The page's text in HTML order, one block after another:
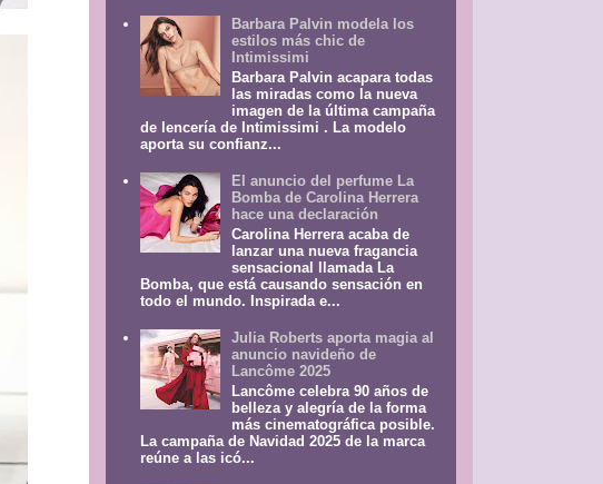
Barbara Palvin modela los
estilos más chic de
Intimissimi
Barbara Palvin acapara todas
las miradas como la nueva
imagen de la última campaña
de lencería de Intimissimi . La modelo
aporta su confianz...
El anuncio del perfume La
Bomba de Carolina Herrera
hace una declaración
Carolina Herrera acaba de
lanzar una nueva fragancia
sensacional llamada La
Bomba, que está causando sensación en
todo el mundo. Inspirada e...
Julia Roberts aporta magia al
anuncio navideño de
Lancôme 2025
Lancôme celebra 90 años de
belleza y alegría de la forma
más cinematográfica posible.
La campaña de Navidad 2025 de la marca
reúne a las icó...